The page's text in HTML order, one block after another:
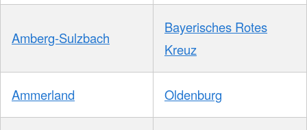
Amberg-Sulzbach
Bayerisches Rotes
Kreuz
Ammerland Oldenburg